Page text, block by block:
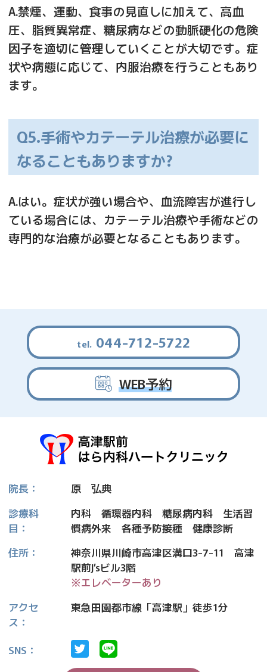
A.禁煙、運動、食事の見直しに加えて、高血
圧、脂質異常症、糖尿病などの動脈硬化の危険
因子を適切に管理していくことが大切です。症
状や病態に応じて、内服治療を行うこともあり
ます。
Q5.手術やカテーテル治療が必要に
なることもありますか?
A.はい。症状が強い場合や、血流障害が進行し
ている場合には、カテーテル治療や手術などの
専門的な治療が必要となることもあります。
044-712-5722
WEB予約
院長： 原 弘典
診療科
目：
内科 循環器内科 糖尿病内科 生活習
慣病外来 各種予防接種 健康診断
住所：
神奈川県川崎市高津区溝口3-7-11 高津
駅前J’sビル3階
※エレベーターあり
アクセ
ス：
東急田園都市線「高津駅」徒歩1分
SNS：